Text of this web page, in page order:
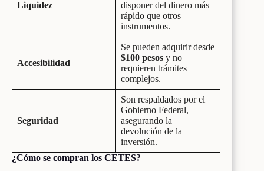
Liquidez
disponer del dinero más
rápido que otros
instrumentos.
Accesibilidad
Se pueden adquirir desde
$100 pesos y no
requieren trámites
complejos.
Seguridad
Son respaldados por el
Gobierno Federal,
asegurando la
devolución de la
inversión.
¿Cómo se compran los CETES?